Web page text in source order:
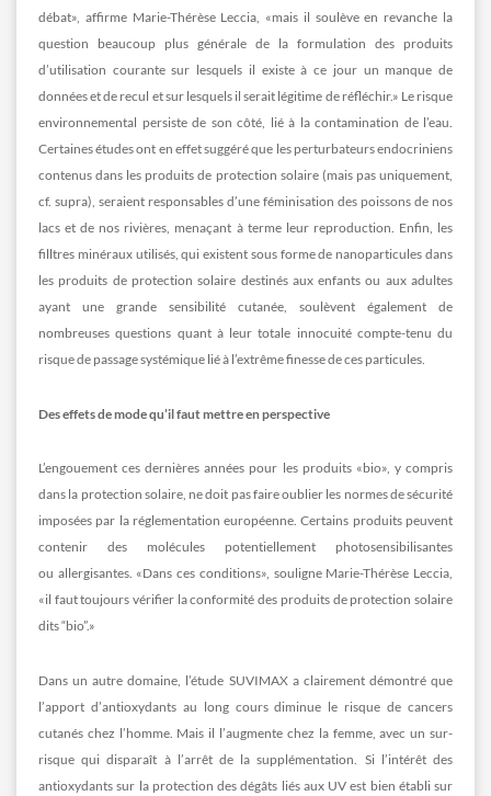
débat», affirme Marie-Thérèse Leccia, «mais il soulève en revanche la
question beaucoup plus générale de la formulation des produits
d’utilisation courante sur lesquels il existe à ce jour un manque de
données et de recul et sur lesquels il serait légitime de réfléchir.» Le risque
environnemental persiste de son côté, lié à la contamination de l’eau.
Certaines études ont en effet suggéré que les perturbateurs endocriniens
contenus dans les produits de protection solaire (mais pas uniquement,
cf. supra), seraient responsables d’une féminisation des poissons de nos
lacs et de nos rivières, menaçant à terme leur reproduction. Enfin, les
filltres minéraux utilisés, qui existent sous forme de nanoparticules dans
les produits de protection solaire destinés aux enfants ou aux adultes
ayant une grande sensibilité cutanée, soulèvent également de
nombreuses questions quant à leur totale innocuité compte-tenu du
risque de passage systémique lié à l’extrême finesse de ces particules.
Des effets de mode qu’il faut mettre en perspective
L’engouement ces dernières années pour les produits «bio», y compris
dans la protection solaire, ne doit pas faire oublier les normes de sécurité
imposées par la réglementation européenne. Certains produits peuvent
contenir des molécules potentiellement photosensibilisantes
ou allergisantes. «Dans ces conditions», souligne Marie-Thérèse Leccia,
«il faut toujours vérifier la conformité des produits de protection solaire
dits “bio”.»
Dans un autre domaine, l’étude SUVIMAX a clairement démontré que
l’apport d’antioxydants au long cours diminue le risque de cancers
cutanés chez l’homme. Mais il l’augmente chez la femme, avec un sur-
risque qui disparaît à l’arrêt de la supplémentation. Si l’intérêt des
antioxydants sur la protection des dégâts liés aux UV est bien établi sur